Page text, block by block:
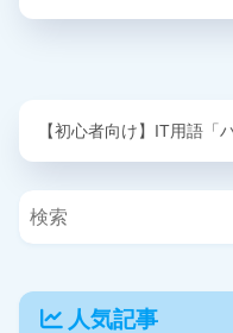
【初心者向け】IT用語「
人気記事